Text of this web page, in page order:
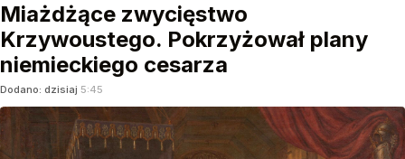
Miażdżące zwycięstwo
Krzywoustego. Pokrzyżował plany
niemieckiego cesarza
Dodano: dzisiaj 5:45